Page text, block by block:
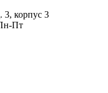
3, корпус 3
Пт